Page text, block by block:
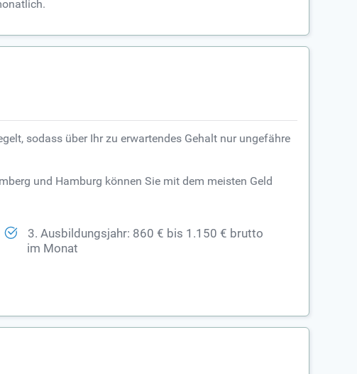
sodass über Ihr zu erwartendes Gehalt nur ungefähre
und Hamburg können Sie mit dem meisten Geld
3. Ausbildungsjahr: 860 € bis 1.150 € brutto
im Monat